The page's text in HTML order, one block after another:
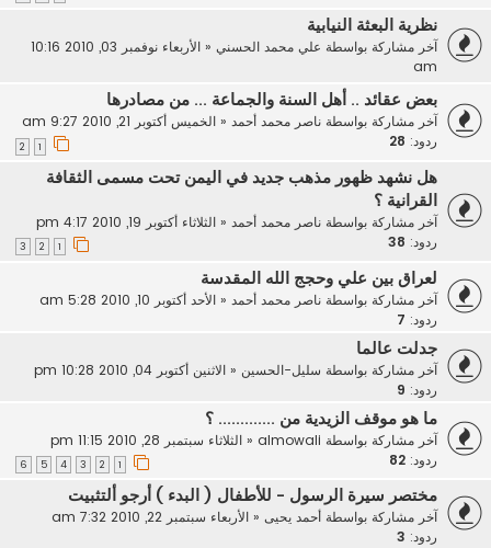
نظرية البعثة النيابية
آخر مشاركة بواسطة علي محمد الحسني«
الأربعاء نوفمبر 03, 2010 10:16
am
بعض عقائد .. أهل السنة والجماعة ... من مصادرها
آخر مشاركة بواسطة ناصر محمد أحمد« الخميس أكتوبر 21, 2010 9:27 am
ردود: 28
هل نشهد ظهور مذهب جديد في اليمن تحت مسمى الثقافة
القرانية ؟
آخر مشاركة بواسطة ناصر محمد أحمد« الثلاثاء أكتوبر 19, 2010 4:17 pm
ردود: 38
3
لعراق بين علي وحجج الله المقدسة
آخر مشاركة بواسطة ناصر محمد أحمد« الأحد أكتوبر 10, 2010 5:28 am
ردود: 7
جدلت عالما
آخر مشاركة بواسطة سليل-الحسين« الاثنين أكتوبر 04, 2010 10:28 pm
ردود: 9
ما هو موقف الزيدية من ............. ؟
آخر مشاركة بواسطة almowali
« الثلاثاء سبتمبر 28, 2010 11:15 pm
ردود: 82
3
4
5
6
مختصر سيرة الرسول - للأطفال ( البدء ) أرجو ألتثبيت
آخر مشاركة بواسطة أحمد يحيى« الأربعاء سبتمبر 22, 2010 7:32 am
ردود: 3